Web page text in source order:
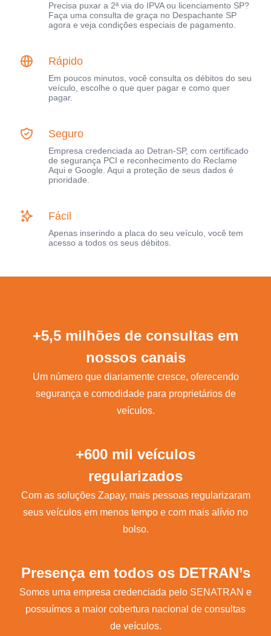
Precisa puxar a 2ª via do IPVA ou licenciamento SP?
Faça uma consulta de graça no Despachante SP
agora e veja condições especiais de pagamento.
Rápido
Em poucos minutos, você consulta os débitos do seu
veículo, escolhe o que quer pagar e como quer
pagar.
Seguro
Empresa credenciada ao Detran-SP, com certificado
de segurança PCI e reconhecimento do Reclame
Aqui e Google. Aqui a proteção de seus dados é
prioridade.
Fácil
Apenas inserindo a placa do seu veículo, você tem
acesso a todos os seus débitos.
+5,5 milhões de consultas em
nossos canais
Um número que diariamente cresce, oferecendo
segurança e comodidade para proprietários de
veículos.
+600 mil veículos
regularizados
Com as soluções Zapay, mais pessoas regularizaram
seus veículos em menos tempo e com mais alívio no
bolso.
Presença em todos os DETRAN’s
Somos uma empresa credenciada pelo SENATRAN e
possuímos a maior cobertura nacional de consultas
de veículos.